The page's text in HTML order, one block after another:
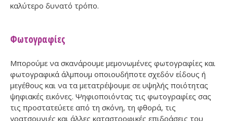
καλύτερο δυνατό τρόπο.
Φωτογραφίες
Μπορούμε να σκανάρουμε μεμονωμένες φωτογραφίες και
φωτογραφικά άλμπουμ οποιουδήποτε σχεδόν είδους ή
μεγέθους και να τα μετατρέψουμε σε υψηλής ποιότητας
ψηφιακές εικόνες. Ψηφιοποιόντας τις φωτογραφίες σας
τις προστατεύετε από τη σκόνη, τη φθορά, τις
γρατσουνιές και άλλες καταστροφικές επιδράσεις του